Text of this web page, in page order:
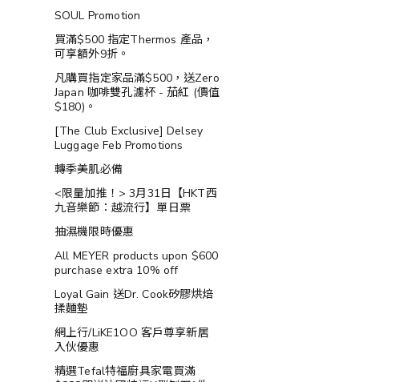
SOUL Promotion
買滿$500 指定Thermos 產品，
可享額外9折。
凡購買指定家品滿$500，送Zero
Japan 咖啡雙孔濾杯 - 茄紅 (價值
$180)。
[The Club Exclusive] Delsey
Luggage Feb Promotions
轉季美肌必備
<限量加推！> 3月31日【HKT西
九音樂節：越流行】單日票
抽濕機限時優惠
All MEYER products upon $600
purchase extra 10% off
Loyal Gain 送Dr. Cook矽膠烘焙
揉麵墊
網上行/LiKE1OO 客戶尊享新居
入伙優惠
精選Tefal特福廚具家電買滿